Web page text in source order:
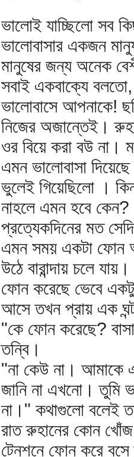
ভালোই যাচ্ছিলো সব
ভালোবাসার একজন
মানুষের জন্য অনেক
সবাই একবাক্যে
ভালোবাসে আপনাকে!
নিজের অজান্তেই।
ওর বিয়ে করা বউ না।
এমন ভালোবাসা
ভুলেই গিয়েছিলো ।
নাহলে এমন হবে কেন?
প্রত্যেকদিনের মত
এমন সময় একটা ফোন
উঠে বারান্দায় চলে
ফোন করেছে ভেবে
আসে তখন প্রায় এক
"কে ফোন করেছে?
তন্বি।
"না কেউ না। আমাকে
জানি না এখনো।
না।" কথাগুলো বলেই
রাত রুহানের কোন
টেনশনে ফোন করে